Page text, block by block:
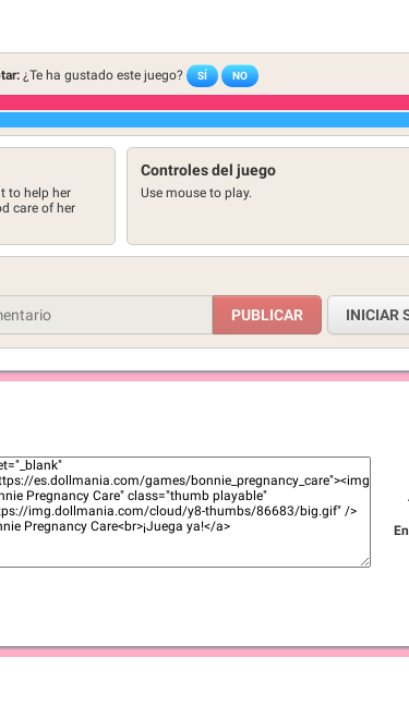
¿Te ha gustado este juego? SÍ NO
to help her
care of her
Controles del juego
Use mouse to play.
INICIAR